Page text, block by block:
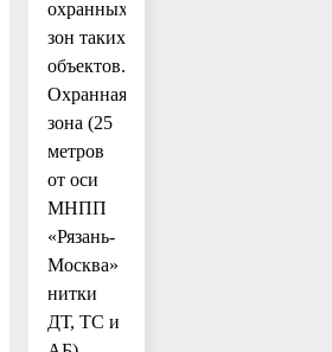
охранных
зон таких
объектов.
Охранная
зона (25
метров
от оси
МНПП
«Рязань-
Москва»
нитки
ДТ, ТС и